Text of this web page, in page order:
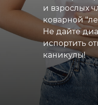
и взрослых
коварной
Не дайте
испортить
каникулы!